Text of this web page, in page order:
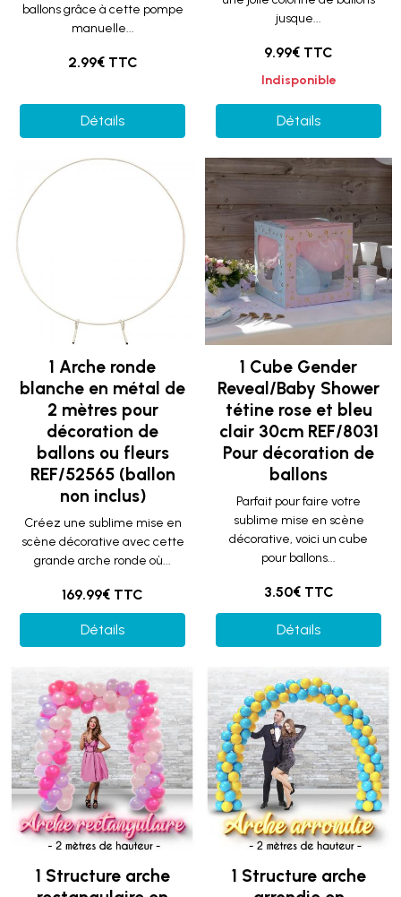
ballons grâce à cette pompe
manuelle...
2.99€ TTC
Détails
jusque...
9.99€ TTC
Indisponible
Détails
1 Arche ronde
blanche en métal de
2 mètres pour
décoration de
ballons ou fleurs
REF/52565 (ballon
non inclus)
Créez une sublime mise en
scène décorative avec cette
grande arche ronde où...
169.99€ TTC
Détails
1 Cube Gender
Reveal/Baby Shower
tétine rose et bleu
clair 30cm REF/8031
Pour décoration de
ballons
Parfait pour faire votre
sublime mise en scène
décorative, voici un cube
pour ballons...
3.50€ TTC
Détails
1 Structure arche
1 Structure arche